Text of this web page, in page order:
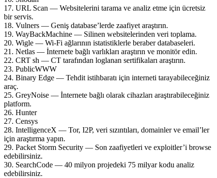
17. URL Scan — Websitelerini tarama ve analiz etme için ücretsiz
bir servis.
18. Vulners — Geniş database’lerde zaafiyet araştırın.
19. WayBackMachine — Silinen websitelerinden veri toplama.
20. Wigle — Wi-Fi ağlarının istatistiklerle beraber databaseleri.
21. Netlas — İnternete bağlı varlıkları araştırın ve monitör edin.
22. CRT sh — CT tarafından loglanan sertifikaları araştırın.
23. PublicWWW
24. Binary Edge — Tehdit istihbaratı için interneti tarayabileceğiniz
araç.
25. GreyNoise — İnternete bağlı olarak cihazları araştırabileceğiniz
platform.
26. Hunter
27. Censys
28. IntelligenceX — Tor, I2P, veri sızıntıları, domainler ve email’ler
için araştırma yapın.
29. Packet Storm Security — Son zaafiyetleri ve exploitler’i browse
edebilirsiniz.
30. SearchCode — 40 milyon projedeki 75 milyar kodu analiz
edebilirsiniz.